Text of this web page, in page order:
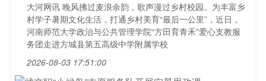
大河网讯 晚风拂过麦浪余韵，歌声漫过乡村校园。为丰富乡
村学子暑期文化生活，打通乡村美育“最后一公里”，近日，
河南师范大学政治与公共管理学院“方田育青禾”爱心支教服
务团走进方城县第五高级中学附属学校
2026-08-03 17:51:00